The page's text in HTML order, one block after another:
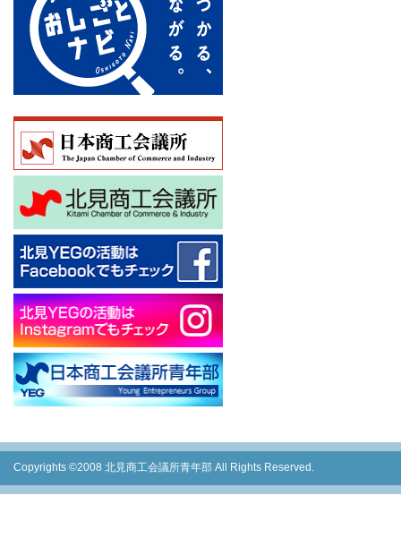
Copyrights ©2008 北見商工会議所青年部 All Rights Reserved.